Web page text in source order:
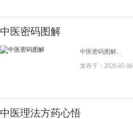
中医密码图解
中医密码图解...
发布于：2020-05-06
中医理法方药心悟